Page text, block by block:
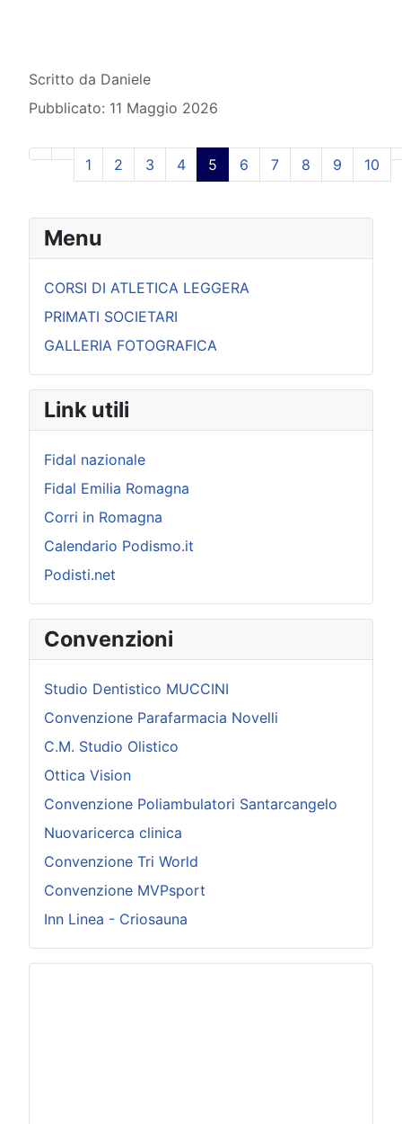
Menu
CORSI DI ATLETICA LEGGERA
PRIMATI SOCIETARI
GALLERIA FOTOGRAFICA
Link utili
Fidal nazionale
Fidal Emilia Romagna
Corri in Romagna
Calendario Podismo.it
Podisti.net
Convenzioni
Studio Dentistico MUCCINI
Convenzione Parafarmacia Novelli
C.M. Studio Olistico
Ottica Vision
Convenzione Poliambulatori Santarcangelo
Nuovaricerca clinica
Convenzione Tri World
Convenzione MVPsport
Inn Linea - Criosauna
Dettagli
Scritto da Daniele
Pubblicato: 11 Maggio 2026
Pagina 5 di 80
1 2 3 4 5 6 7 8 9 10